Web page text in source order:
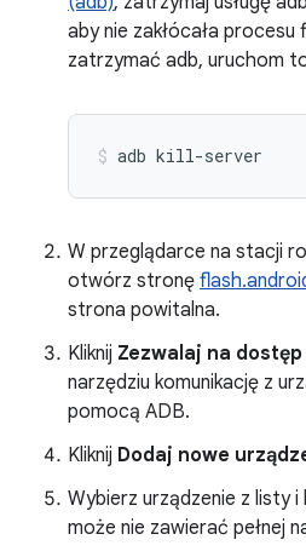
aby nie zakłócała procesu
zatrzymać adb, uruchom
adb kill-server
W przeglądarce na stacji
otwórz stronę
strona powitalna.
Kliknij Zezwalaj na dostęp
narzędziu komunikację z
pomocą ADB.
Kliknij Dodaj nowe
Wybierz urządzenie z listy i
może nie zawierać pełnej